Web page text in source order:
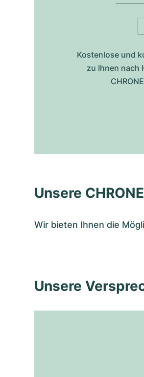
Kostenlose und
zu Ihnen nach
Unsere
Wir bieten Ihnen die
Unsere